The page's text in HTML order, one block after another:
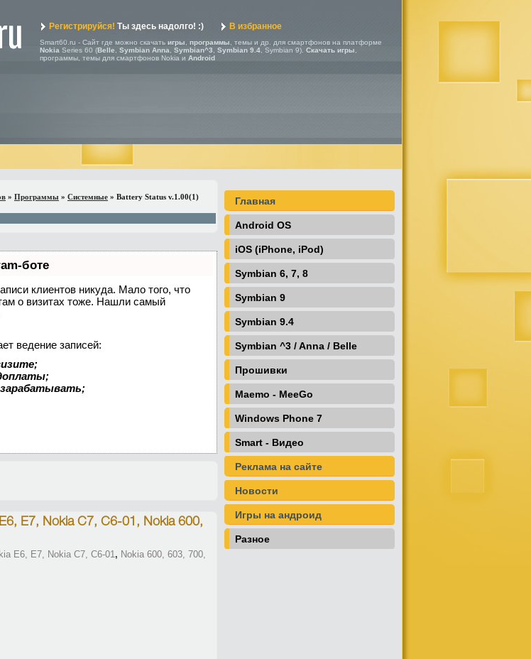
Регистрируйся! Ты здесь надолго! :) В избранное
Smart60.ru - Сайт где можно скачать игры программы , темы и др. для смартфонов на платформе
Nokia Series 60 (Belle Symbian Anna Symbian^3 Symbian 9.4 , Symbian 9). Скачать игры
программы, темы для смартфонов Nokia и Android
» Программы » Системные » Battery Status v.1.00(1)
боте
клиентов никуда. Мало того, что
о визитах тоже. Нашли самый
ведение записей:
E7, Nokia C7, C6-01, Nokia 600,
E6, E7, Nokia C7, C6-01, Nokia 600, 603, 700,
Главная
Android OS
iOS (iPhone, iPod)
Symbian 6, 7, 8
Symbian 9
Symbian 9.4
Symbian ^3 / Anna / Belle
Прошивки
Maemo - MeeGo
Windows Phone 7
Smart - Видео
Реклама на сайте
Новости
Игры на андроид
Разное